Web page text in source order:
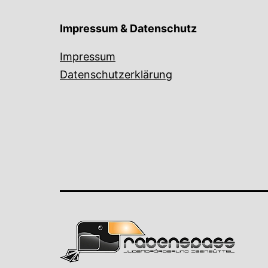
Impressum & Datenschutz
Impressum
Datenschutzerklärung